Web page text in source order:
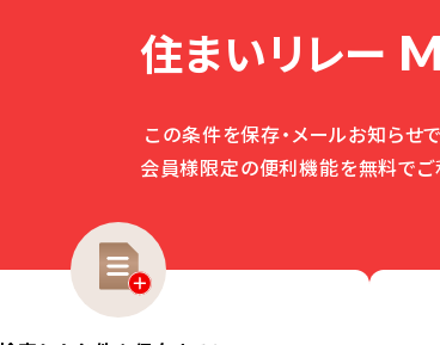
住まいリレー
この条件を保存・メールお知らせ
会員様限定の便利機能を無料でご